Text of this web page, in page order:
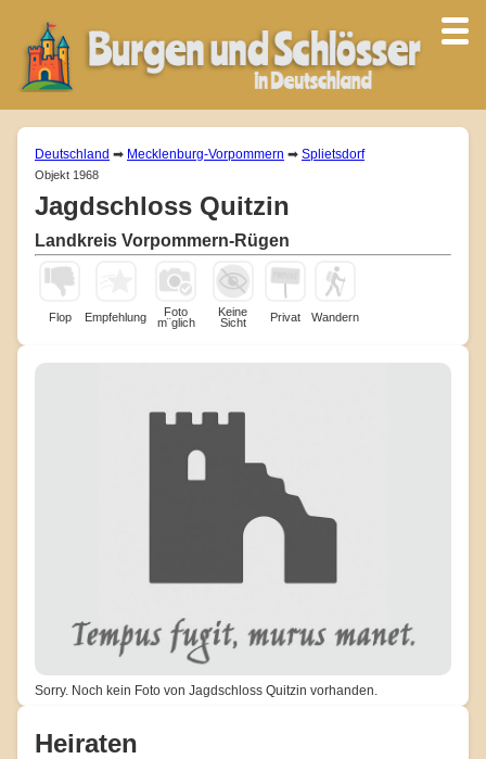
Deutschland ➡ Mecklenburg-Vorpommern ➡ Splietsdorf
Objekt 1968
Jagdschloss Quitzin
Landkreis Vorpommern-Rügen
Flop Empfehlung
Foto
m¨glich
Keine
Sicht
Privat Wandern
Sorry. Noch kein Foto von Jagdschloss Quitzin vorhanden.
Heiraten